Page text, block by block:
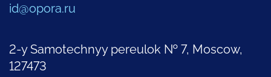
id@opora.ru
2-y Samotechnyy pereulok № 7, Moscow,
127473